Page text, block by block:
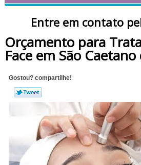
Entre em contato
Orçamento para
Face em São Caetano
Gostou? compartilhe!